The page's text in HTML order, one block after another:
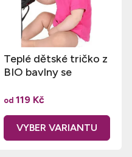
Teplé dětské tričko z
BIO bavlny se
od 119 Kč